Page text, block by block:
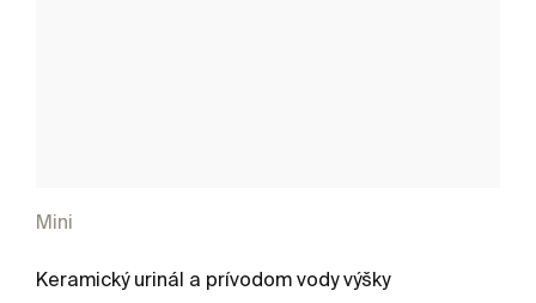
Mini
Keramický urinál a prívodom vody výšky